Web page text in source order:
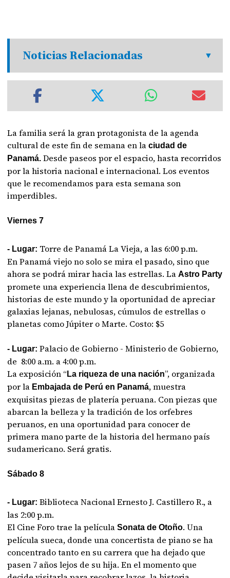
Noticias Relacionadas
La familia será la gran protagonista de la agenda
cultural de este fin de semana en laciudad de
Panamá. Desde paseos por el espacio, hasta recorridos
por la historia nacional e internacional. Los eventos
que le recomendamos para esta semana son
imperdibles.
Viernes 7
- Lugar: Torre de Panamá La Vieja, a las 6:00 p.m.
En Panamá viejo no solo se mira el pasado, sino que
ahora se podrá mirar hacia las estrellas. LaAstro Party
promete una experiencia llena de descubrimientos,
historias de este mundo y la oportunidad de apreciar
galaxias lejanas, nebulosas, cúmulos de estrellas o
planetas como Júpiter o Marte. Costo: $5
- Lugar: Palacio de Gobierno - Ministerio de Gobierno,
de 8:00 a.m. a 4:00 p.m.
La exposición “La riqueza de una nación”, organizada
por la Embajada de Perú en Panamá, muestra
exquisitas piezas de platería peruana. Con piezas que
abarcan la belleza y la tradición de los orfebres
peruanos, en una oportunidad para conocer de
primera mano parte de la historia del hermano país
sudamericano. Será gratis.
Sábado 8
- Lugar: Biblioteca Nacional Ernesto J. Castillero R., a
las 2:00 p.m.
El Cine Foro trae la películaSonata de Otoño. Una
película sueca, donde una concertista de piano se ha
concentrado tanto en su carrera que ha dejado que
pasen 7 años lejos de su hija. En el momento que